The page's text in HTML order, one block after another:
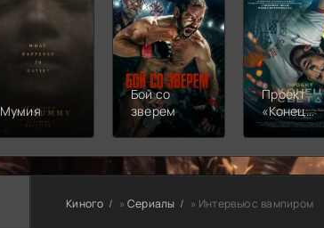
Мумия
Бой со
зверем
Проект
«Конец
света»
Киного » Сериалы » Интервью с вампиром